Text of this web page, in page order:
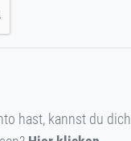
hast, kannst du dich